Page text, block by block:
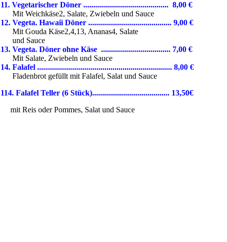
11. Vegetarischer Döner ........................................... 8,00 €
Mit Weichkäse2, Salate, Zwiebeln und Sauce
12. Vegeta. Hawaii Döner .......................................... 9,00 €
Mit Gouda Käse2,4,13, Ananas4, Salate
und Sauce
13. Vegeta. Döner ohne Käse ................................... 7,00 €
Mit Salate, Zwiebeln und Sauce
14. Falafel .................................................................... 8,00 €
Fladenbrot gefüllt mit Falafel, Salat und Sauce
114. Falafel Teller (6 Stück)....................................... 13,50€
mit Reis oder Pommes, Salat und Sauce